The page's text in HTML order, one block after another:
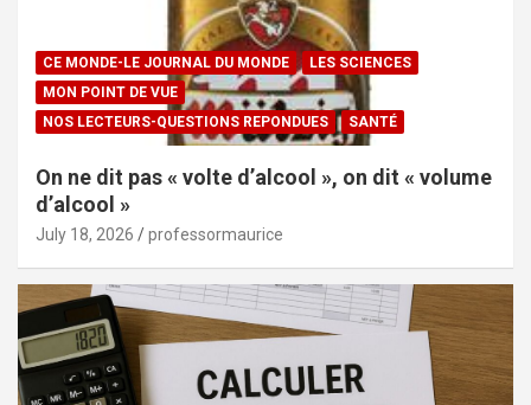
CE MONDE-LE JOURNAL DU MONDE
LES SCIENCES
MON POINT DE VUE
NOS LECTEURS-QUESTIONS REPONDUES
SANTÉ
On ne dit pas « volte d’alcool », on dit « volume
d’alcool »
July 18, 2026 professormaurice